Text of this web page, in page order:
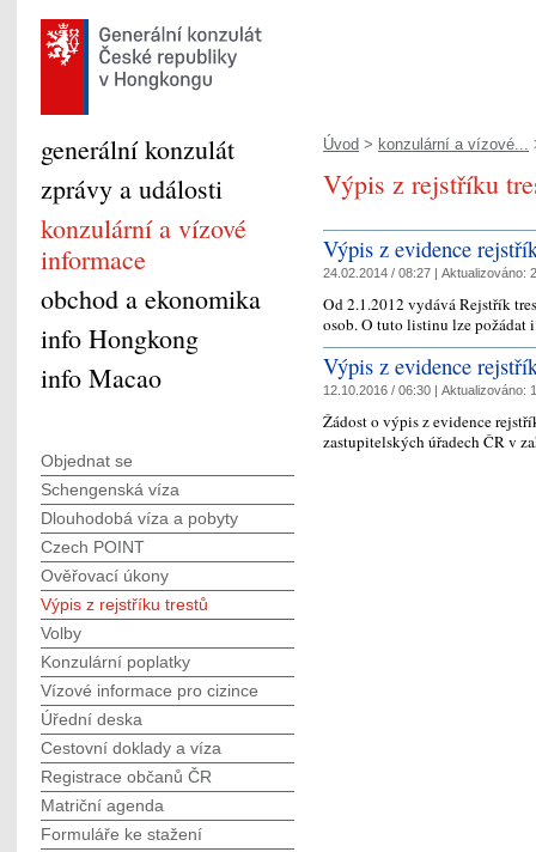
Úvod > konzulární a vízové...
Výpis z rejstříku
Výpis z evidence
24.02.2014 / 08:27 | Aktualizováno:
Od 2.1.2012 vydává Rejstřík
osob. O tuto listinu lze požádat
Výpis z evidence
12.10.2016 / 06:30 | Aktualizováno:
Žádost o výpis z evidence
zastupitelských úřadech ČR v
generální konzulát
zprávy a události
konzulární a vízové
informace
obchod a ekonomika
info Hongkong
info Macao
Objednat se
Schengenská víza
Dlouhodobá víza a pobyty
Czech POINT
Ověřovací úkony
Výpis z rejstříku trestů
Volby
Konzulární poplatky
Vízové informace pro cizince
Úřední deska
Cestovní doklady a víza
Registrace občanů ČR
Matriční agenda
Formuláře ke stažení